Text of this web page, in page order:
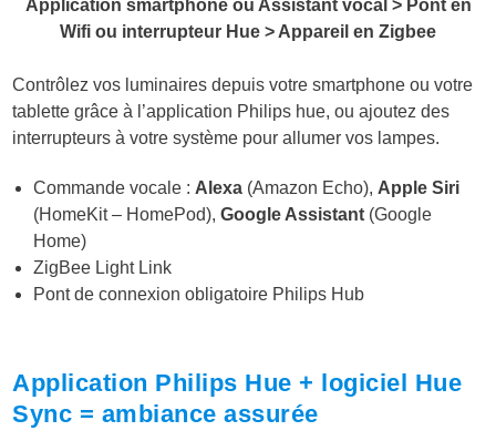
Application smartphone ou Assistant vocal > Pont en
Wifi ou interrupteur Hue > Appareil en Zigbee
Contrôlez vos luminaires depuis votre smartphone ou votre
tablette grâce à l’application Philips hue, ou ajoutez des
interrupteurs à votre système pour allumer vos lampes.
Commande vocale : Alexa (Amazon Echo), Apple Siri
(HomeKit – HomePod),Google Assistant (Google
Home)
ZigBee Light Link
Pont de connexion obligatoire Philips Hub
Application Philips Hue + logiciel Hue
Sync = ambiance assurée